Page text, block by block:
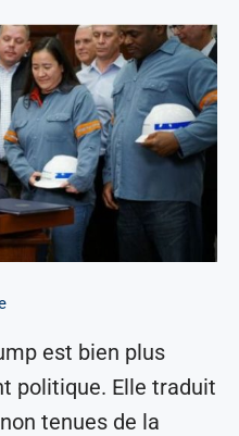
est bien plus
politique. Elle traduit
tenues de la